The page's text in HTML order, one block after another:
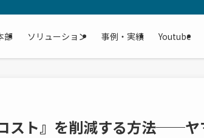
部 ソリューション 事例・実績 Youtube
スト』を削減する方法──ヤ